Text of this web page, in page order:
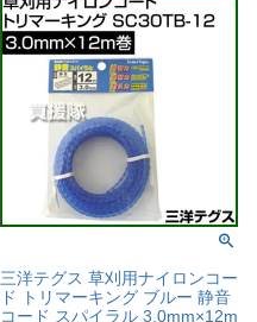
三洋テグス 草刈用ナイロンコー
ド トリマーキング ブルー 静音
コード スパイラル 3.0mm×12m